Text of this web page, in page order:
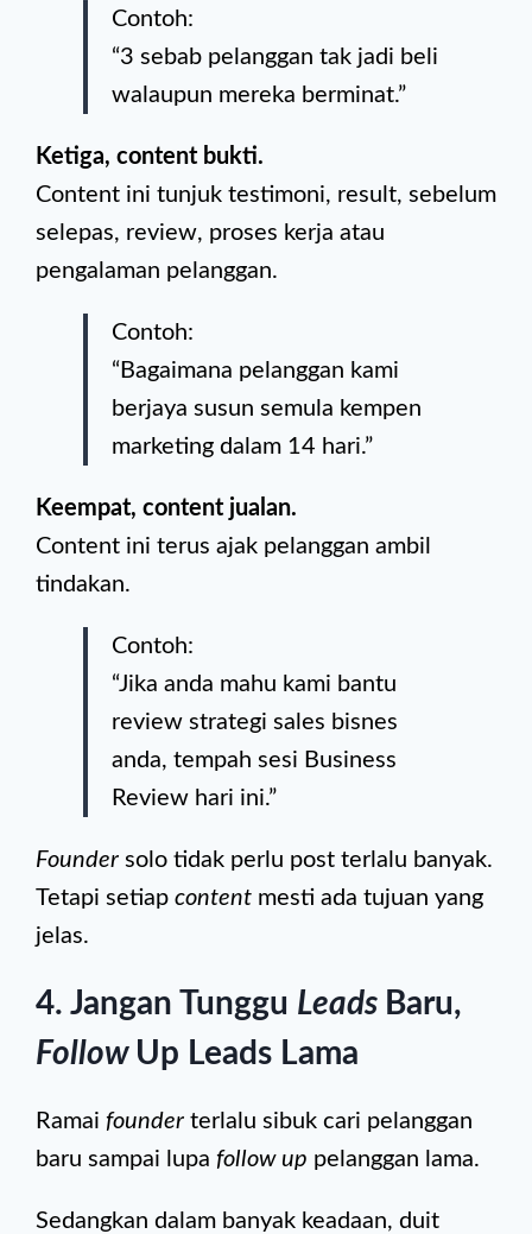
Contoh:
“3 sebab pelanggan tak jadi beli
walaupun mereka berminat.”
Ketiga, content bukti.
Content ini tunjuk testimoni, result, sebelum
selepas, review, proses kerja atau
pengalaman pelanggan.
Contoh:
“Bagaimana pelanggan kami
berjaya susun semula kempen
marketing dalam 14 hari.”
Keempat, content jualan.
Content ini terus ajak pelanggan ambil
tindakan.
Contoh:
“Jika anda mahu kami bantu
review strategi sales bisnes
anda, tempah sesi Business
Review hari ini.”
Founder solo tidak perlu post terlalu banyak.
Tetapi setiap content mesti ada tujuan yang
jelas.
4. Jangan Tunggu Leads Baru,
Follow Up Leads Lama
Ramai founder terlalu sibuk cari pelanggan
baru sampai lupa follow up pelanggan lama.
Sedangkan dalam banyak keadaan, duit